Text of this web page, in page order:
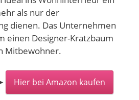
als nur der
dienen. Das Unternehmen
einen Designer-Kratzbaum
Mitbewohner.
Hier bei Amazon kaufen